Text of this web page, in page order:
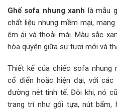
Ghế sofa nhung xanh là mẫu
chất liệu nhung mềm mại,
êm ái và thoải mái. Màu sắc
hòa quyện giữa sự tươi mới và
Thiết kế của chiếc sofa nhung
cổ điển hoặc hiện đại, với
đường nét tinh tế. Đôi khi, nó
trang trí như gối tựa, nút bấm,